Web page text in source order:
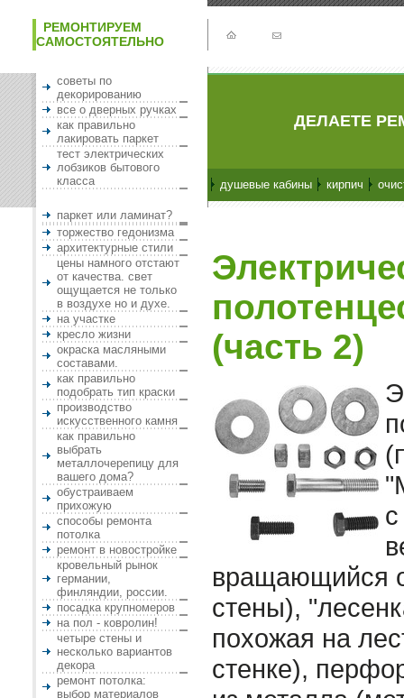
РЕМОНТИРУЕМ
САМОСТОЯТЕЛЬНО
советы по
декорированию
все о дверных ручках
как правильно
лакировать паркет
тест электрических
лобзиков бытового
класса
ДЕЛАЕТЕ
душевые кабины кирпич
паркет или ламинат?
торжество гедонизма
архитектурные стили
цены намного отстают
от качества. свет
ощущается не только
в воздухе но и духе.
на участке
кресло жизни
окраска масляными
составами.
как правильно
подобрать тип краски
производство
искусственного камня
как правильно
выбрать
металлочерепицу для
вашего дома?
обустраиваем
прихожую
способы ремонта
потолка
ремонт в новостройке
кровельный рынок
германии,
финляндии, россии.
посадка крупномеров
на пол - ковролин!
четыре стены и
несколько вариантов
декора
ремонт потолка:
выбор материалов
(часть 2)
вращающийся
стены),
похожая на
стенке),